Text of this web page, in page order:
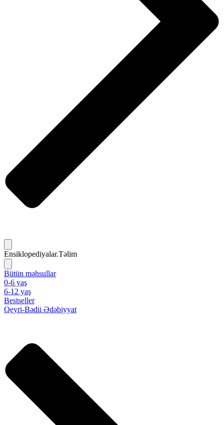
Ensiklopediyalar.Təlim
Bütün məhsullar
0-6 yaş
6-12 yaş
Bestseller
Qeyri-Bədii Ədəbiyyat